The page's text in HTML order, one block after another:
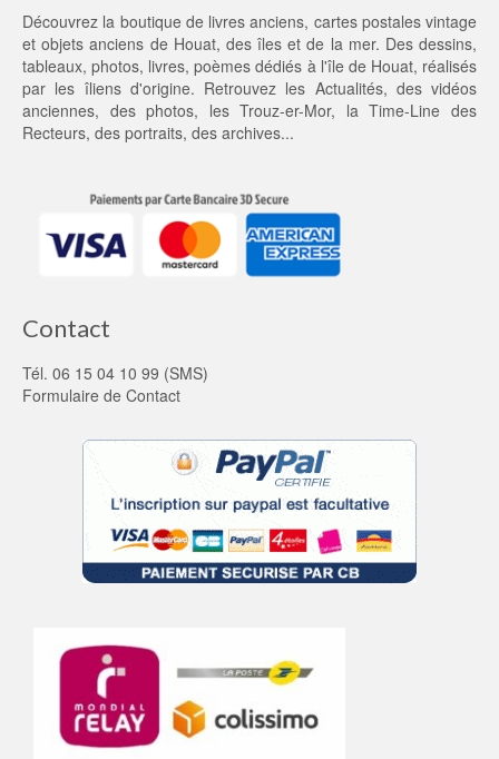
5,
0
0 €.
Découvrez la boutique de livres anciens, cartes postales vintage
et objets anciens de Houat, des îles et de la mer. Des dessins,
tableaux, photos, livres, poèmes dédiés à l'île de Houat, réalisés
par les îliens d'origine. Retrouvez les Actualités, des vidéos
anciennes, desphotos, lesTrouz-er-Mor, laTime-Line des
Recteurs, des portraits, des archives...
Contact
Tél. 06 15 04 10 99 (SMS)
Formulaire de Contact